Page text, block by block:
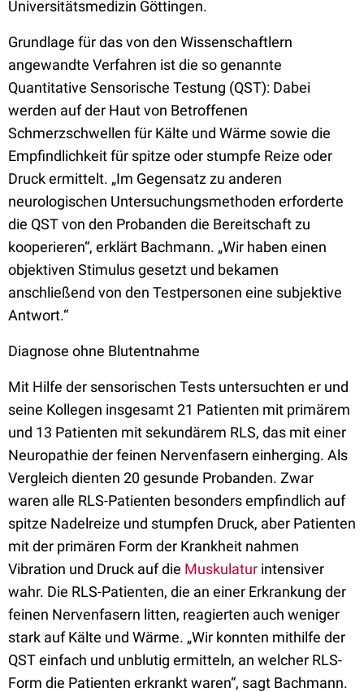
Universitätsmedizin Göttingen.
Grundlage für das von den Wissenschaftlern
angewandte Verfahren ist die so genannte
Quantitative Sensorische Testung (QST): Dabei
werden auf der Haut von Betroffenen
Schmerzschwellen für Kälte und Wärme sowie die
Empfindlichkeit für spitze oder stumpfe Reize oder
Druck ermittelt. „Im Gegensatz zu anderen
neurologischen Untersuchungsmethoden erforderte
die QST von den Probanden die Bereitschaft zu
kooperieren“, erklärt Bachmann. „Wir haben einen
objektiven Stimulus gesetzt und bekamen
anschließend von den Testpersonen eine subjektive
Antwort.“
Diagnose ohne Blutentnahme
Mit Hilfe der sensorischen Tests untersuchten er und
seine Kollegen insgesamt 21 Patienten mit primärem
und 13 Patienten mit sekundärem RLS, das mit einer
Neuropathie der feinen Nervenfasern einherging. Als
Vergleich dienten 20 gesunde Probanden. Zwar
waren alle RLS-Patienten besonders empfindlich auf
spitze Nadelreize und stumpfen Druck, aber Patienten
mit der primären Form der Krankheit nahmen
Vibration und Druck auf die Muskulatur intensiver
wahr. Die RLS-Patienten, die an einer Erkrankung der
feinen Nervenfasern litten, reagierten auch weniger
stark auf Kälte und Wärme. „Wir konnten mithilfe der
QST einfach und unblutig ermitteln, an welcher RLS-
Form die Patienten erkrankt waren“, sagt Bachmann.